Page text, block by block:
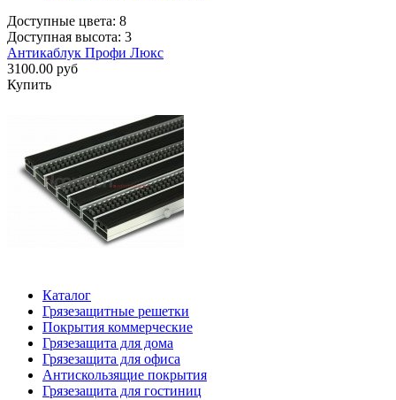
Доступные цвета: 8
Доступная высота: 3
Антикаблук Профи Люкс
3100.00 руб
Купить
Каталог
Грязезащитные решетки
Покрытия коммерческие
Грязезащита для дома
Грязезащита для офиса
Антискользящие покрытия
Грязезащита для гостиниц